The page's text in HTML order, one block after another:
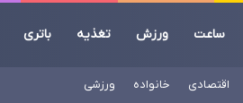
ساعت ورزش تغذیه باتری
اقتصادی خانواده ورزشی